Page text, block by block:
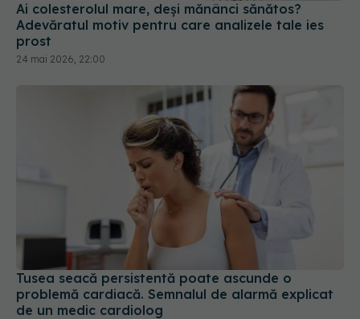
Ai colesterolul mare, deși mănânci sănătos?
Adevăratul motiv pentru care analizele tale ies
prost
24 mai 2026, 22:00
Tusea seacă persistentă poate ascunde o
problemă cardiacă. Semnalul de alarmă explicat
de un medic cardiolog